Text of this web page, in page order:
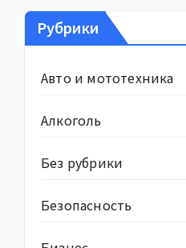
Рубрики
Авто и мототехника
Алкоголь
Без рубрики
Безопасность